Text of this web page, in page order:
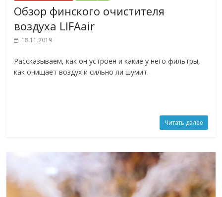
Обзор финского очистителя
воздуха LIFAair
18.11.2019
Рассказываем, как он устроен и какие у него фильтры,
как очищает воздух и сильно ли шумит.
Читать далее